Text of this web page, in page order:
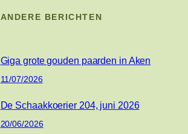
ANDERE BERICHTEN
Giga grote gouden paarden in Aken
11/07/2026
De Schaakkoerier 204, juni 2026
20/06/2026